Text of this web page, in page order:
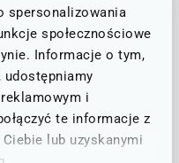
spersonalizowania
społecznościowe
Informacje o tym,
udostępniamy
i
te informacje z
lub uzyskanymi